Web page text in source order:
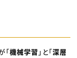
「機械学習 」と「深層